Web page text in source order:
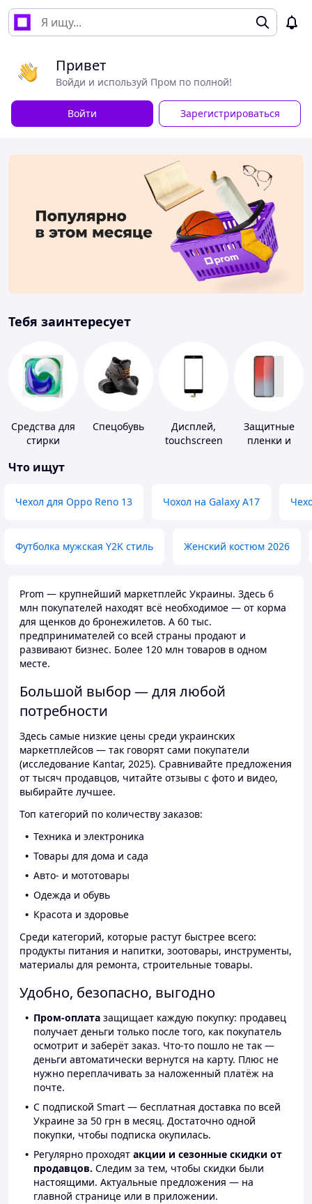
Привет
Войди и используй Пром по полной!
Войти Зарегистрироваться
Тебя заинтересует
Средства для
стирки
Спецобувь
Дисплей,
touchscreen
Защитные
пленки и
Что ищут
Чехол для Oppo Reno 13 Чохол на Galaxy A17
Футболка мужская Y2K стиль Женский костюм 2026
Prom — крупнейший маркетплейс Украины. Здесь 6
млн покупателей находят всё необходимое — от корма
для щенков до бронежилетов. А 60 тыс.
предпринимателей со всей страны продают и
развивают бизнес. Более 120 млн товаров в одном
месте.
Большой выбор — для любой
потребности
Здесь самые низкие цены среди украинских
маркетплейсов — так говорят сами покупатели
(исследование Kantar, 2025). Сравнивайте предложения
от тысяч продавцов, читайте отзывы с фото и видео,
выбирайте лучшее.
Топ категорий по количеству заказов:
Техника и электроника
Товары для дома и сада
Авто- и мототовары
Одежда и обувь
Красота и здоровье
Среди категорий, которые растут быстрее всего:
продукты питания и напитки, зоотовары, инструменты,
материалы для ремонта, строительные товары.
Удобно, безопасно, выгодно
Пром-оплата защищает каждую покупку: продавец
получает деньги только после того, как покупатель
осмотрит и заберёт заказ. Что-то пошло не так —
деньги автоматически вернутся на карту. Плюс не
нужно переплачивать за наложенный платёж на
почте.
С подпиской Smart — бесплатная доставка по всей
Украине за 50 грн в месяц. Достаточно одной
покупки, чтобы подписка окупилась.
Регулярно проходят акции и сезонные скидки от
продавцов. Следим за тем, чтобы скидки были
настоящими. Актуальные предложения — на
главной странице или в приложении.